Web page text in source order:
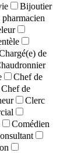
Bijoutier
de
Chef de
Chef de
Clerc
Comédien